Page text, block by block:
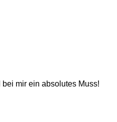
mir ein absolutes Muss!